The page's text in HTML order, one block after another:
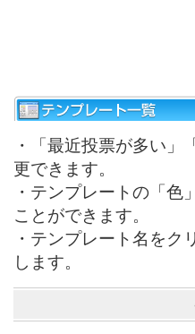
・「最近投票が多い
更できます。
・テンプレートの「
ことができます。
・テンプレート名を
します。